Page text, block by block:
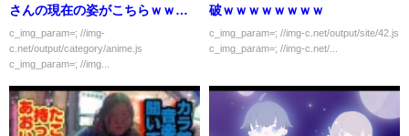
さんの現在の姿がこちらｗｗｗ
ｗｗ
c_img_param=; //img-
c.net/output/category/anime.js
c_img_param=; //img...
破ｗｗｗｗｗｗｗｗ
c_img_param=; //img-c.net/output/site/42.js
c_img_param=; //img-c.net/...